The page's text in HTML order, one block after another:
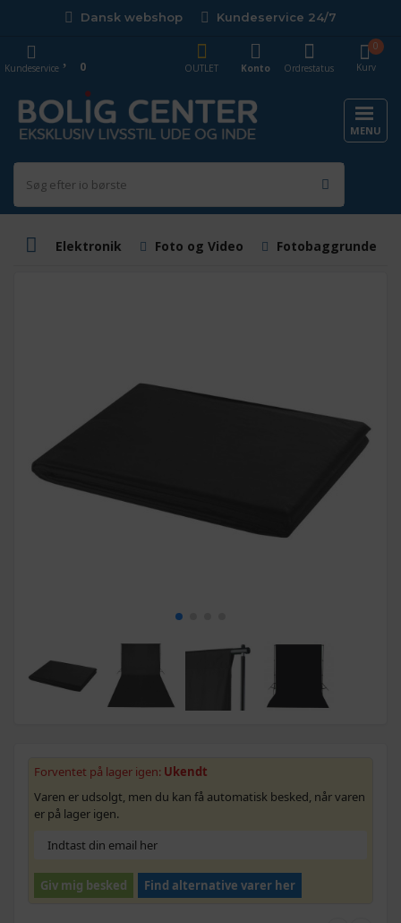
Dansk webshop Kundeservice 24/7
Kurv
0
OUTLET
Konto Ordrestatus
Kundeservice 0
MENU
Elektronik Foto og Video Fotobaggrunde
Forventet på lager igen: Ukendt
Varen er udsolgt, men du kan få automatisk besked, når varen
er på lager igen.
Giv mig besked Find alternative varer her